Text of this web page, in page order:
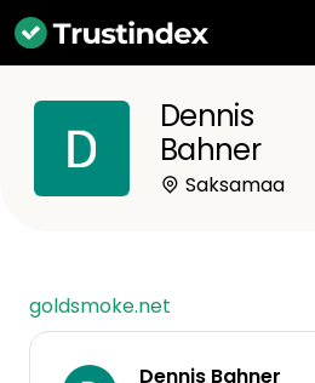
Dennis
Bahner
Saksamaa
goldsmoke.net
Dennis Bahner